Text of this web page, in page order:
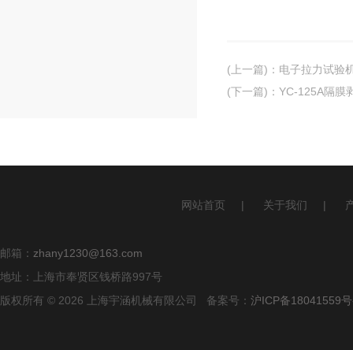
(上一篇) ： 电子拉力试验
(下一篇) ： YC-125A隔膜
网站首页 | 关于我们 |
邮箱： zhany1230@163.com
地址：上海市奉贤区钱桥路997号
版权所有 © 2026 上海宇涵机械有限公司 备案号： 沪ICP备18041559